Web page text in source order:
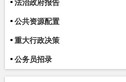
法治政府报告
公共资源配置
重大行政决策
公务员招录